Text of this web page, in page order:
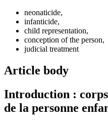
neonaticide,
infanticide,
child representation,
conception of the person,
judicial treatment
Article body
Introduction :
de la personne